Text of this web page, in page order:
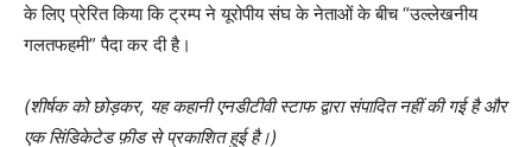
के लिए प्रेरित किया कि ट्रम्प ने यूरोपीय संघ के नेताओं के बीच “उल्लेखनीय
गलतफहमी” पैदा कर दी है।
(शीर्षक को छोड़कर, यह कहानी एनडीटीवी स्टाफ द्वारा संपादित नहीं की गई है और
एक सिंडिकेटेड फ़ीड से प्रकाशित हुई है।)